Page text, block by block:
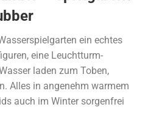
ein echtes
eine Leuchtturm-
laden zum Toben,
Alles in angenehm warmem
auch im Winter sorgenfrei